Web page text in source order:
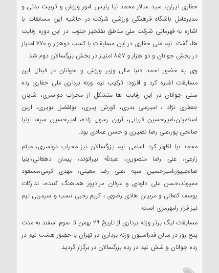
حفاری ایران، سید سالار محمد نیا رئیس امور ورزش و تربیت بدنی و
مدیرعامل باشگاه فرهنگی ورزشی شرکت در حاشیه این مسابقات با
اشاره به قهرمانی شرکت ملی مناطق نفتخیز جنوب در این دوره رقابت
ها، گفت: تیم ملی حفاری در این مسابقات با کسب دوهزار و ۷۷۰ امتیاز
در بخش جوانان و دو هزار و ۸۵۷ امتیاز در بخش بزرگسالان دوم شد.
وی به حضور احمد دنیا مالی وزیر ورزش و جوانان در فینال این
مسابقات اشاره کرد و افزود: ترکیب تیم وزنه برداری ملی حفاری رده
سنی جوانان در این رقابت ها متشکل از محراب دواسری، شایان
جعفری نژاد ، امیرعلی بدری، کورش پیری، ابولفضل بویری، ارین
اسلامیان،امیرحسین قربانی، آرین رسول زاده، امیرحسین سپه، ایلیا
صالحی پور،علی رضا نصیری و حسن عمادی بود.
محمد نیا اظهار کرد: اسامی تیم بزرگسالان نیز محراب دواسری، میثم
زارعی، علی رضا منصوری، عبدلله بیرانوند، پیمان دهقانی،ایلیا
صالحیپور،امیرحسین سپه ،علی رضا معینی، مهدی کرمی،مسعود
ممیوند،حسن علی داودی و عرفان مرادپور هماهنگ کننده، تدارکات
یوسف کنعانی و مربیان هادی رضوی ، کریم رجبی نسب و سرمربی تیم
نیز فراز رامهرمزی است.
مسابقات لیگ برتر وزنه برداری از تاریخ ۲۹ بهمن تا سوم اسفند به مدت
پنج روز در سالن فدراسیون وزنه برداری در تهران با حضور هشت تیم در
رده جوانان و شش تیم در رده بزرگسالان در برگزار گردید.